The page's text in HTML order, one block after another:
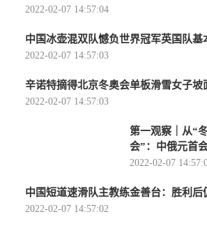
2022-02-07 14:57:04
中国冰壶混双队憾负世界冠军英国队基
2022-02-07 14:57:03
辛诺特摘得北京冬奥会单板滑雪女子坡
2022-02-07 14:57:03
第一观察｜从“
会”：中俄元首
2022-02-07
中国短道速滑队主教练金善台：胜利后
2022-02-07 14:57:02